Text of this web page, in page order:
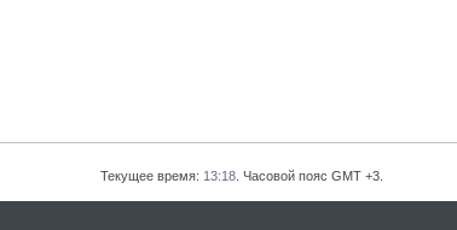
Текущее время: 13:18 . Часовой пояс GMT +3.